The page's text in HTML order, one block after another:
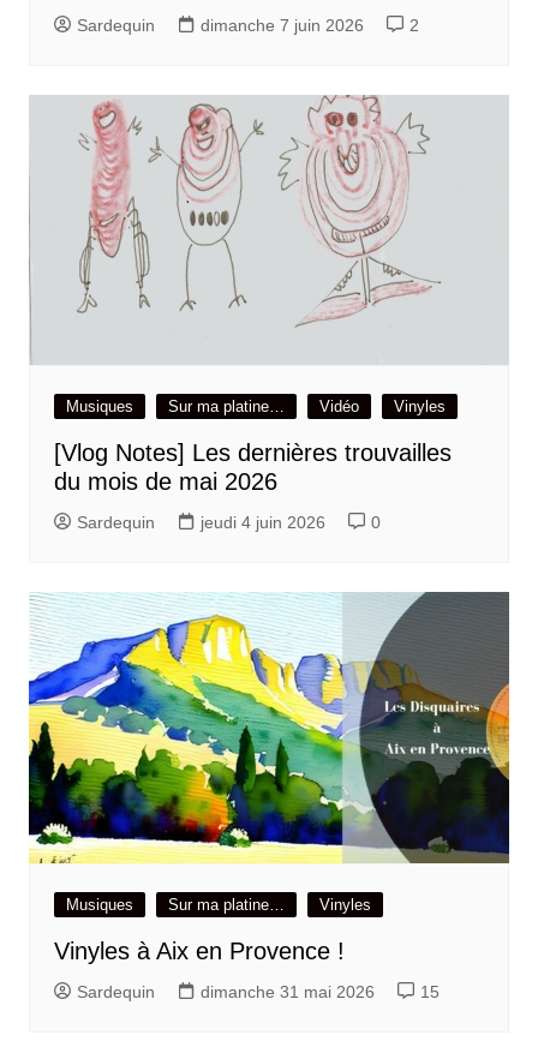
Sardequin dimanche 7 juin 2026 2
Musiques Sur ma platine… Vidéo Vinyles
[Vlog Notes] Les dernières trouvailles
du mois de mai 2026
Sardequin jeudi 4 juin 2026 0
Musiques Sur ma platine… Vinyles
Vinyles à Aix en Provence !
Sardequin dimanche 31 mai 2026 15